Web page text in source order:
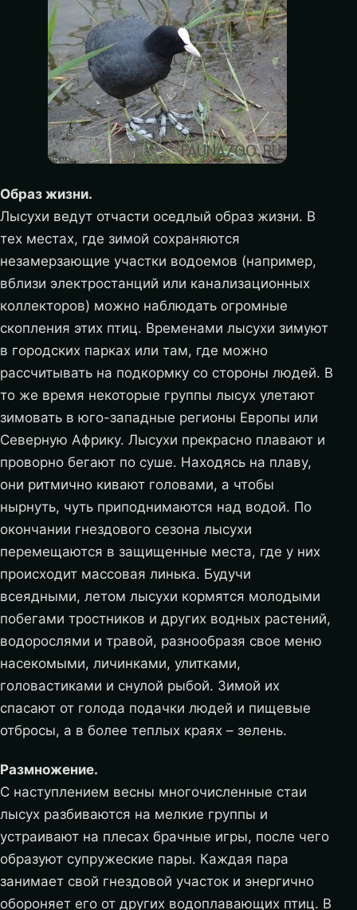
Образ жизни.
Лысухи ведут отчасти оседлый образ жизни. В
тех местах, где зимой сохраняются
незамерзающие участки водоемов (например,
вблизи электростанций или канализационных
коллекторов) можно наблюдать огромные
скопления этих птиц. Временами лысухи зимуют
в городских парках или там, где можно
рассчитывать на подкормку со стороны людей. В
то же время некоторые группы лысух улетают
зимовать в юго-западные регионы Европы или
Северную Африку. Лысухи прекрасно плавают и
проворно бегают по суше. Находясь на плаву,
они ритмично кивают головами, а чтобы
нырнуть, чуть приподнимаются над водой. По
окончании гнездового сезона лысухи
перемещаются в защищенные места, где у них
происходит массовая линька. Будучи
всеядными, летом лысухи кормятся молодыми
побегами тростников и других водных растений,
водорослями и травой, разнообразя свое меню
насекомыми, личинками, улитками,
головастиками и снулой рыбой. Зимой их
спасают от голода подачки людей и пищевые
отбросы, а в более теплых краях – зелень.
Размножение.
С наступлением весны многочисленные стаи
лысух разбиваются на мелкие группы и
устраивают на плесах брачные игры, после чего
образуют супружеские пары. Каждая пара
занимает свой гнездовой участок и энергично
обороняет его от других водоплавающих птиц. В